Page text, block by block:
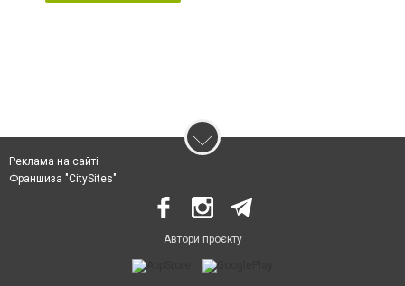
Реклама на сайті
Франшиза "CitySites"
Автори проєкту